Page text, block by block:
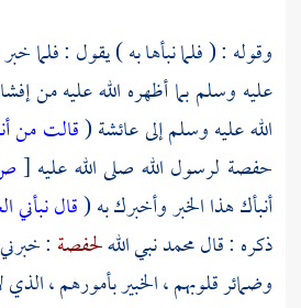
وقوله : ( فلما نبأها به ) يقول : فلما خبر
عليه وسلم بما أظهره الله عليه من
الله عليه وسلم إلىعائشة(قالت من
حفصة لرسول الله صلى الله عليه [
أنبأك هذا الخبر وأخبرك به (قال نبأني
ذكره : قالمحمدنبي اللهلحفصة :
وضمائر قلوبهم ، الخبير بأمورهم ،